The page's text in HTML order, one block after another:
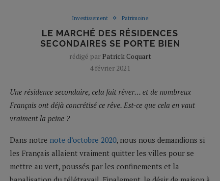
Investissement Patrimoine
LE MARCHÉ DES RÉSIDENCES
SECONDAIRES SE PORTE BIEN
rédigé par Patrick Coquart
4 février 2021
Une résidence secondaire, cela fait rêver… et de nombreux
Français ont déjà concrétisé ce rêve. Est-ce que cela en vaut
vraiment la peine ?
Dans notre note d’octobre 2020, nous nous demandions si
les Français allaient vraiment quitter les villes pour se
mettre au vert, poussés par les confinements et la